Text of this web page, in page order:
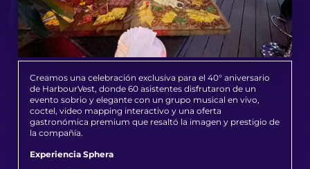
Creamos una celebración exclusiva para el 40° aniversario
de HarbourVest, donde 60 asistentes disfrutaron de un
evento sobrio y elegante con un grupo musical en vivo,
coctel, video mapping interactivo y una oferta
gastronómica premium que resaltó la imagen y prestigio de
la compañía.
Experiencia Sphera